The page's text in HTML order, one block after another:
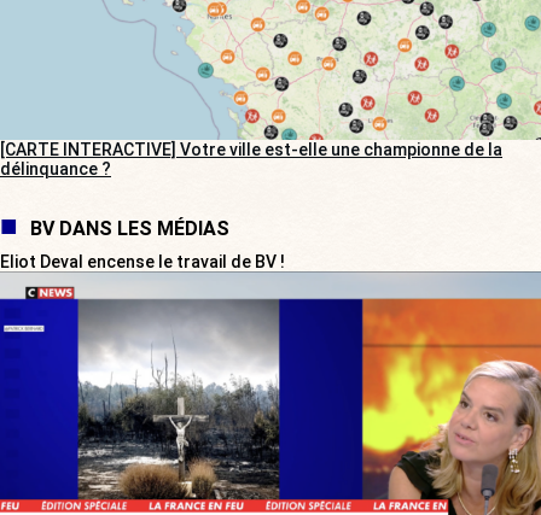
[CARTE INTERACTIVE] Votre ville est-elle une championne de la
délinquance ?
BV DANS LES MÉDIAS
Eliot Deval encense le travail de BV !